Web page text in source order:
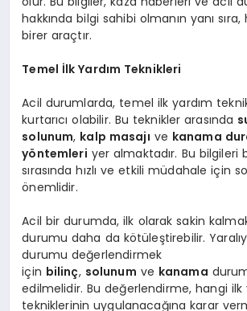
hakkında bilgi sahibi olmanın yanı sıra,
birer araçtır.
Temel İlk Yardım Teknikleri
Acil durumlarda, temel ilk yardım
kurtarıcı olabilir. Bu teknikler arasında
solunum, kalp masajı ve kanama
yöntemleri yer almaktadır. Bu bilgileri
sırasında hızlı ve etkili müdahale için
önemlidir.
Acil bir durumda, ilk olarak sakin
durumu daha da kötüleştirebilir.
durumu değerlendirmek
için bilinç, solunum ve kanama
edilmelidir. Bu değerlendirme, hangi ilk
tekniklerinin uygulanacağına karar